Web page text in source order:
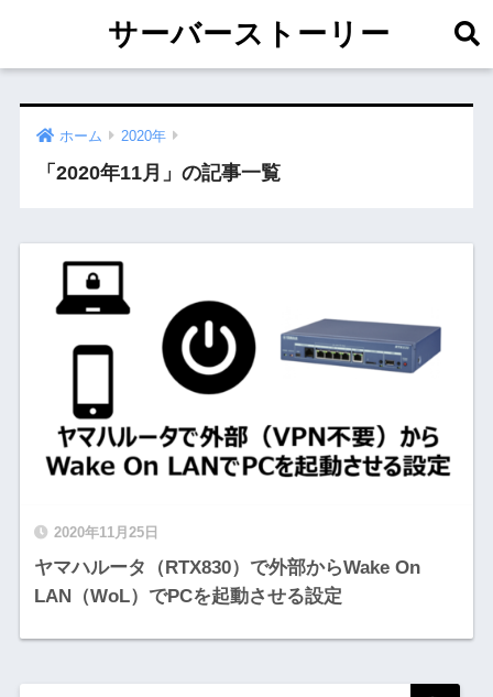
サーバーストーリー
ホーム 2020年
「2020年11月」の記事一覧
2020年11月25日
ヤマハルータ（RTX830）で外部からWake On
LAN（WoL）でPCを起動させる設定